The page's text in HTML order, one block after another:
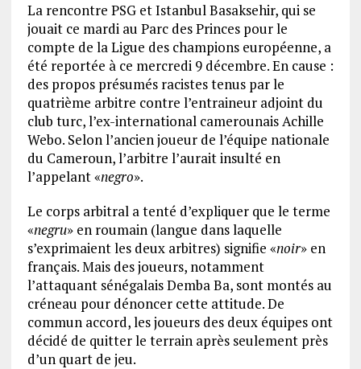
La rencontre PSG et Istanbul Basaksehir, qui se
jouait ce mardi au Parc des Princes pour le
compte de la Ligue des champions européenne, a
été reportée à ce mercredi 9 décembre. En cause :
des propos présumés racistes tenus par le
quatrième arbitre contre l’entraineur adjoint du
club turc, l’ex-international camerounais Achille
Webo. Selon l’ancien joueur de l’équipe nationale
du Cameroun, l’arbitre l’aurait insulté en
l’appelant «negro».
Le corps arbitral a tenté d’expliquer que le terme
«negru» en roumain (langue dans laquelle
s’exprimaient les deux arbitres) signifie «noir» en
français. Mais des joueurs, notamment
l’attaquant sénégalais Demba Ba, sont montés au
créneau pour dénoncer cette attitude. De
commun accord, les joueurs des deux équipes ont
décidé de quitter le terrain après seulement près
d’un quart de jeu.